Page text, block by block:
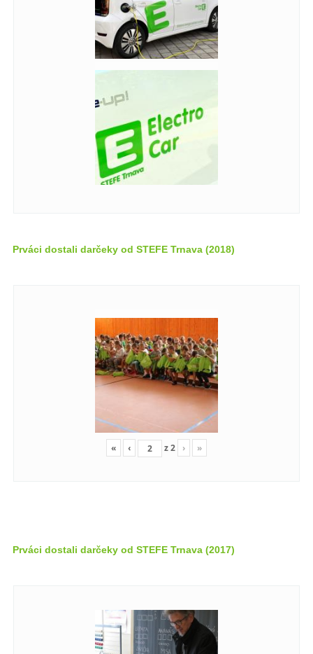
Prváci dostali darčeky od STEFE Trnava (2018)
« ‹ z2 › »
Prváci dostali darčeky od STEFE Trnava (2017)